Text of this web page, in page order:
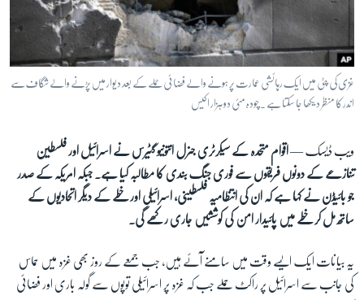
آزادیٔ صحافت
سائنس و ٹیکنالوجی
صحت
ویڈیوز
آڈیو
اسپیشل کوریج
Learning English
غزی کی پٹی میں ایک رہائشی عمارت پر ہونے والے فضائی حملے کے بعد دیوار میں پڑنے والے شگاف سے
اندر کا منظر دیکھا جا سکتا ہے ۔ چودہ مئی دو ہزار اکیس
ویب ڈیسک —اقوام متحدہ کے سیکرٹری جنرل انتونیو گٹیرس نے اسرائیل اور فلسطین
تنازعے کے دونوں فریقوں سے فوری جنگ بندی کا مطالبہ کیا ہے۔ جبکہ امریکہ کے صدر
جو بائیڈن نے کہا ہے کہ ان کی انتظامیہ فلسطینی، اسرائیلی اور خطے کے دیگر اتحادیوں کے
ساتھ مل کر خطے میں پائیدار امن کی کوششیں جاری رکھے گی۔
یہ بیانات ایک ایسے وقت میں سامنے آئے ہیں، جب جمعے کے روز بھی غزہ میں حماس
کی جانب سے اسرائیل پر راکٹ حملے جب کہ غزہ پر اسرائیلی توپوں سے گولہ باری اور فضائی